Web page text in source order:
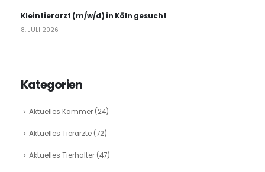
Kleintierarzt (m/w/d) in Köln gesucht
8. JULI 2026
Kategorien
Aktuelles Kammer(24)
Aktuelles Tierärzte(72)
Aktuelles Tierhalter(47)